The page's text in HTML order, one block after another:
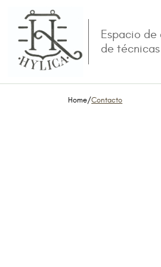
Espacio
de
Home/Contacto